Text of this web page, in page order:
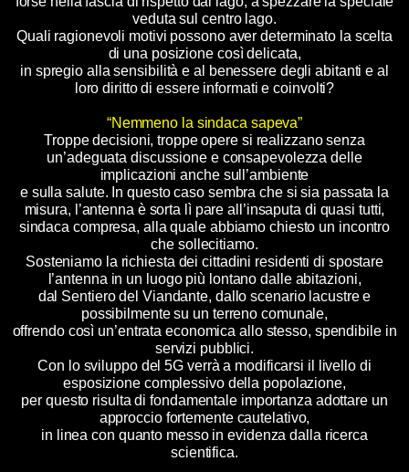
veduta sul centro lago.
Quali ragionevoli motivi possono aver determinato la scelta
di una posizione così delicata,
in spregio alla sensibilità e al benessere degli abitanti e al
loro diritto di essere informati e coinvolti?
“Nemmeno la sindaca sapeva”
Troppe decisioni, troppe opere si realizzano senza
un’adeguata discussione e consapevolezza delle
implicazioni anche sull’ambiente
e sulla salute. In questo caso sembra che si sia passata la
misura, l’antenna è sorta lì pare all’insaputa di quasi tutti,
sindaca compresa, alla quale abbiamo chiesto un incontro
che sollecitiamo.
Sosteniamo la richiesta dei cittadini residenti di spostare
l’antenna in un luogo più lontano dalle abitazioni,
dal Sentiero del Viandante, dallo scenario lacustre e
possibilmente su un terreno comunale,
offrendo così un’entrata economica allo stesso, spendibile in
servizi pubblici.
Con lo sviluppo del 5G verrà a modificarsi il livello di
esposizione complessivo della popolazione,
per questo risulta di fondamentale importanza adottare un
approccio fortemente cautelativo,
in linea con quanto messo in evidenza dalla ricerca
scientifica.